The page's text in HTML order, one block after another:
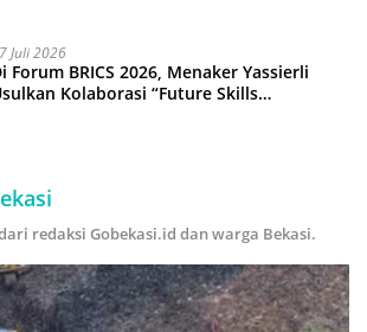
Juli 2026
Forum BRICS 2026, Menaker Yassierli
Kolaborasi “Future Skills
redaksi Gobekasi.id dan warga Bekasi.